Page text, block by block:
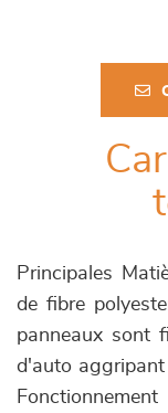
Principales
de fibre
panneaux sont
d'auto